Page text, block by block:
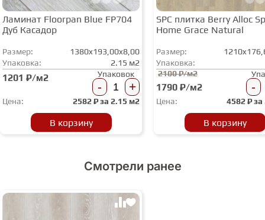
Ламинат Floorpan Blue FP704
Дуб Касадор
Размер:
1380x193,00x8,00
Упаковка:
2.15 м2
1201 ₽/м2 Упаковок
- +
Цена: 2582₽ за 2.15 м2
В корзину
SPC плитка Berry Alloc
Home Grace Natural
Размер:
Упаковка:
2100 ₽/м2
1790 ₽/м2 -
Цена: 4582₽ за
В корзину
Смотрели ранее